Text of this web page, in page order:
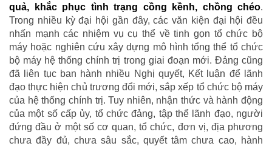
quả, khắc phục tình trạng cồng kềnh, chồng chéo.
Trong nhiều kỳ đại hội gần đây, các văn kiện đại hội đều
nhấn mạnh các nhiệm vụ cụ thể về tinh gọn tổ chức bộ
máy hoặc nghiên cứu xây dựng mô hình tổng thể tổ chức
bộ máy hệ thống chính trị trong giai đoạn mới. Đảng cũng
đã liên tục ban hành nhiều Nghị quyết, Kết luận để lãnh
đạo thực hiện chủ trương đổi mới, sắp xếp tổ chức bộ máy
của hệ thống chính trị. Tuy nhiên, nhận thức và hành động
của một số cấp ủy, tổ chức đảng, tập thể lãnh đạo, người
đứng đầu ở một số cơ quan, tổ chức, đơn vị, địa phương
chưa đầy đủ, chưa sâu sắc, quyết tâm chưa cao, hành